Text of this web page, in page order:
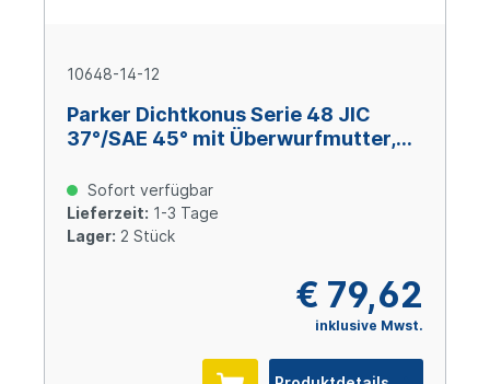
10648-14-12
Parker Dichtkonus Serie 48 JIC
37°/SAE 45° mit Überwurfmutter,
verzinkt Cr(VI)-frei
Sofort verfügbar
Lieferzeit: 1-3 Tage
Lager: 2 Stück
€ 79,62
inklusive Mwst.